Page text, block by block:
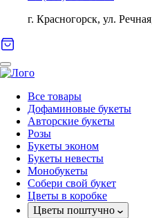
г. Красногорск, ул.
Все товары
Дофаминовые букеты
Авторские букеты
Розы
Букеты эконом
Букеты невесты
Монобукеты
Собери свой букет
Цветы в коробке
Цветы поштучно